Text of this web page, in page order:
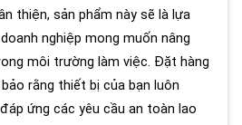
thiện, sản phẩm này sẽ là lựa
nghiệp mong muốn nâng
môi trường làm việc. Đặt hàng
rằng thiết bị của bạn luôn
ứng các yêu cầu an toàn lao